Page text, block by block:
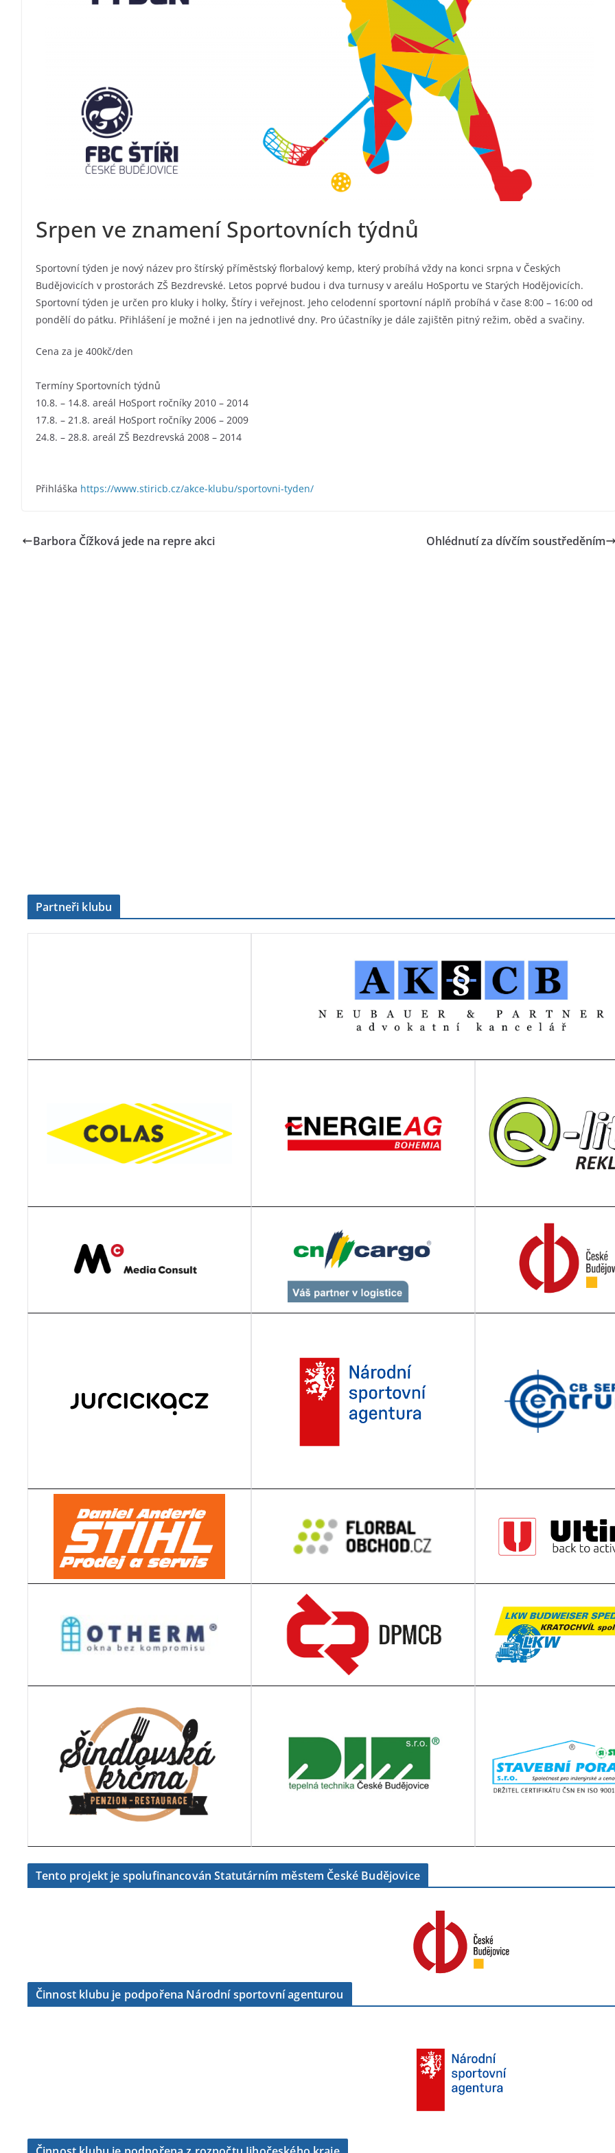
Srpen ve znamení Sportovních týdnů
Sportovní týden je nový název pro štírský příměstský florbalový kemp, který probíhá vždy na konci srpna v Českých
Budějovicích v prostorách ZŠ Bezdrevské. Letos poprvé budou i dva turnusy v areálu HoSportu ve Starých Hodějovicích.
Sportovní týden je určen pro kluky i holky, Štíry i veřejnost. Jeho celodenní sportovní náplň probíhá v čase 8:00 – 16:00 od
pondělí do pátku. Přihlášení je možné i jen na jednotlivé dny. Pro účastníky je dále zajištěn pitný režim, oběd a svačiny.
Cena za je 400kč/den
Termíny Sportovních týdnů
10.8. – 14.8. areál HoSport ročníky 2010 – 2014
17.8. – 21.8. areál HoSport ročníky 2006 – 2009
24.8. – 28.8. areál ZŠ Bezdrevská 2008 – 2014
Přihláška https://www.stiricb.cz/akce-klubu/sportovni-tyden/
Barbora Čížková jede na repre akci Ohlédnutí za dívčím soustředěním
Partneři klubu
Tento projekt je spolufinancován Statutárním městem České Budějovice
Činnost klubu je podpořena Národní sportovní agenturou